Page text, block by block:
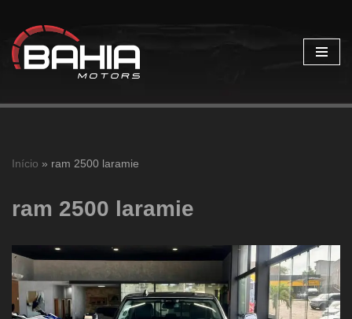
Pular
para
Início » ram 2500 laramie
ram 2500 laramie